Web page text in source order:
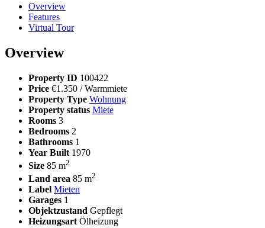
Overview
Features
Virtual Tour
Overview
Property ID 100422
Price €1.350 / Warmmiete
Property Type Wohnung
Property status Miete
Rooms 3
Bedrooms 2
Bathrooms 1
Year Built 1970
Size 85 m2
Land area 85 m2
Label Mieten
Garages 1
Objektzustand Gepflegt
Heizungsart Ölheizung